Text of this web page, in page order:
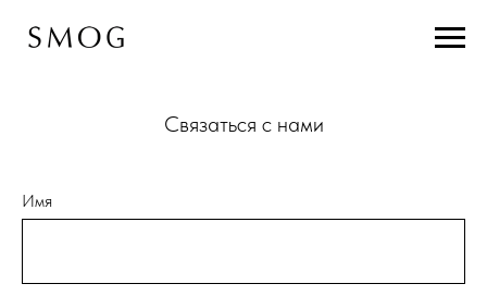
Связаться с нами
Имя